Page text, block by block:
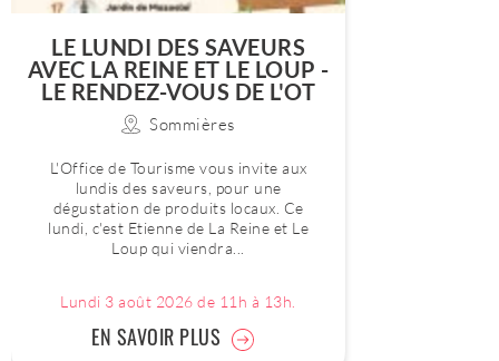
LE LUNDI DES SAVEURS
AVEC LA REINE ET LE LOUP -
LE RENDEZ-VOUS DE L'OT
Sommières
L'Office de Tourisme vous invite aux
lundis des saveurs, pour une
dégustation de produits locaux. Ce
lundi, c'est Etienne de La Reine et Le
Loup qui viendra...
Lundi 3 août 2026 de 11h à 13h.
EN SAVOIR PLUS